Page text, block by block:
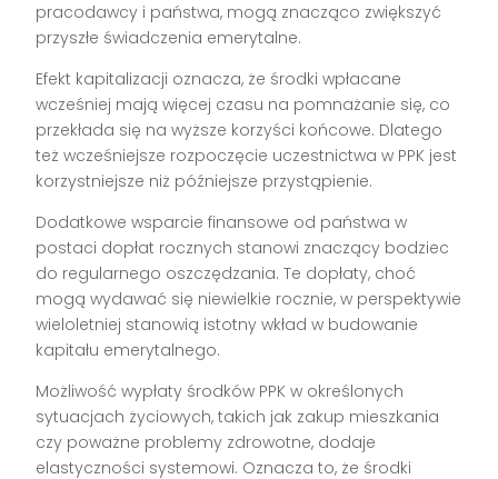
pracodawcy i państwa, mogą znacząco zwiększyć
przyszłe świadczenia emerytalne.
Efekt kapitalizacji oznacza, że środki wpłacane
wcześniej mają więcej czasu na pomnażanie się, co
przekłada się na wyższe korzyści końcowe. Dlatego
też wcześniejsze rozpoczęcie uczestnictwa w PPK jest
korzystniejsze niż późniejsze przystąpienie.
Dodatkowe wsparcie finansowe od państwa w
postaci dopłat rocznych stanowi znaczący bodziec
do regularnego oszczędzania. Te dopłaty, choć
mogą wydawać się niewielkie rocznie, w perspektywie
wieloletniej stanowią istotny wkład w budowanie
kapitału emerytalnego.
Możliwość wypłaty środków PPK w określonych
sytuacjach życiowych, takich jak zakup mieszkania
czy poważne problemy zdrowotne, dodaje
elastyczności systemowi. Oznacza to, że środki